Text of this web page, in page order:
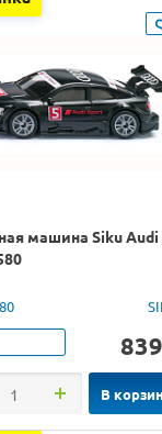
машина Siku Audi
839
В